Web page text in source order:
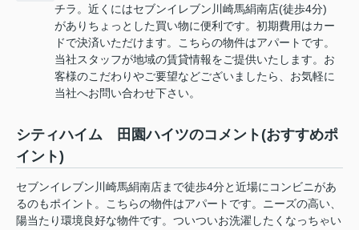
チラ。近くにはセブンイレブン川崎馬絹南店(徒歩4分)
がありちょっとした買い物に便利です。初期費用はカー
ドで決済いただけます。こちらの物件はアパートです。
当社スタッフが地域の賃貸情報をご提供いたします。お
客様のこだわりやご要望などございましたら、お気軽に
当社へお問い合わせ下さい。
シティハイム 田園ハイツのコメント(おすすめポ
イント)
セブンイレブン川崎馬絹南店まで徒歩4分と近場にコンビニがあ
るのもポイント。こちらの物件はアパートです。ニーズの高い、
陽当たり環境良好な物件です。ついついお洗濯したくなっちゃい